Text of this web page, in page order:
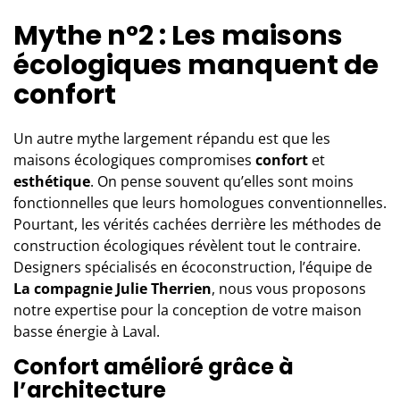
Mythe n°2 : Les maisons
écologiques manquent de
confort
Un autre mythe largement répandu est que les
maisons écologiques compromises confort et
esthétique. On pense souvent qu’elles sont moins
fonctionnelles que leurs homologues conventionnelles.
Pourtant, les vérités cachées derrière les méthodes de
construction écologiques révèlent tout le contraire.
Designers spécialisés en écoconstruction, l’équipe de
La compagnie Julie Therrien, nous vous proposons
notre expertise pour la conception de votre maison
basse énergie à Laval.
Confort amélioré grâce à
l’architecture